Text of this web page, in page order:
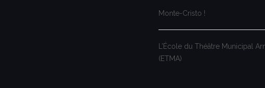
Monte-Cristo !
L’École du Théâtre Municipal
(ETMA)